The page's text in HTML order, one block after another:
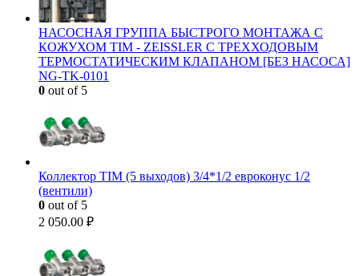
НАСОСНАЯ ГРУППА БЫСТРОГО МОНТАЖА С
КОЖУХОМ TIM - ZEISSLER С ТРЕХХОДОВЫМ
ТЕРМОСТАТИЧЕСКИМ КЛАПАНОМ [БЕЗ НАСОСА]
NG-TK-0101
0 out of 5
Коллектор TIM (5 выходов) 3/4*1/2 евроконус 1/2
(вентили)
0 out of 5
2 050.00 ₽